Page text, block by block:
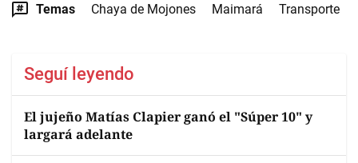
Temas Chaya de Mojones Maimará Transporte
Seguí leyendo
El jujeño Matías Clapier ganó el "Súper 10" y
largará adelante